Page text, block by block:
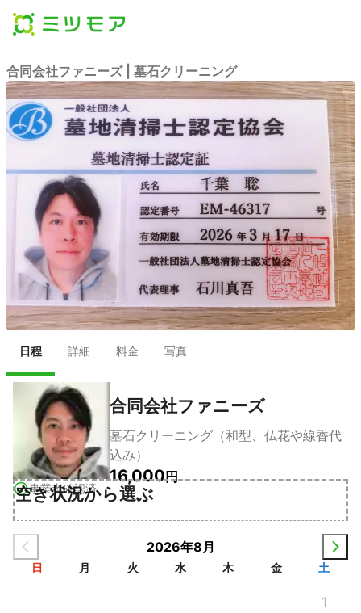
合同会社ファニーズ | 墓石クリーニング
日程 詳細 料金 写真
事業者確認済
合同会社ファニーズ
墓石クリーニング（和型、仏花や線香代
込み）
16,000円
空き状況から選ぶ
2026年8月
日 月 火 水 木 金 土
1